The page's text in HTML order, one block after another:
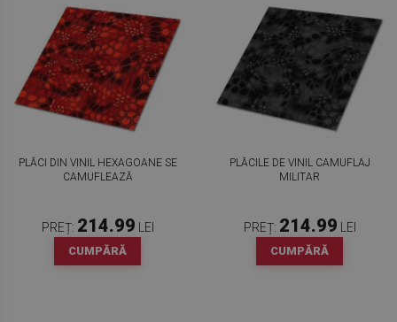
PLĂCI DIN VINIL HEXAGOANE SE
CAMUFLEAZĂ
PREȚ: 214.99 LEI
CUMPĂRĂ
PLĂCILE DE VINIL CAMUFLAJ
MILITAR
PREȚ: 214.99 LEI
CUMPĂRĂ